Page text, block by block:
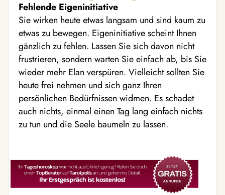
Fehlende Eigeninitiative
Sie wirken heute etwas langsam und sind kaum zu
etwas zu bewegen. Eigeninitiative scheint Ihnen
gänzlich zu fehlen. Lassen Sie sich davon nicht
frustrieren, sondern warten Sie einfach ab, bis Sie
wieder mehr Elan verspüren. Vielleicht sollten Sie
heute frei nehmen und sich ganz Ihren
persönlichen Bedürfnissen widmen. Es schadet
auch nichts, einmal einen Tag lang einfach nichts
zu tun und die Seele baumeln zu lassen.